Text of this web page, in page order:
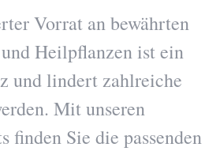
Vorrat an bewährten
Heilpflanzen ist ein
und lindert zahlreiche
Mit unseren
finden Sie die passenden